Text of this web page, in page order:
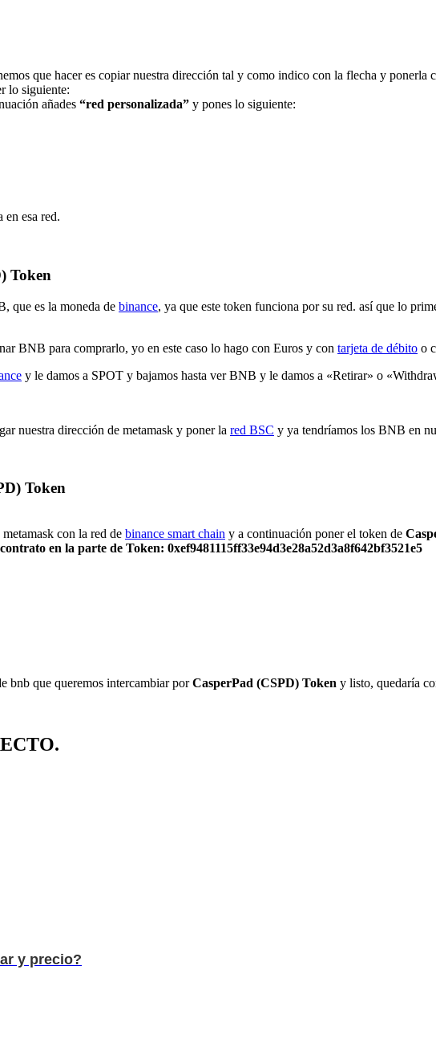
que hacer es copiar nuestra dirección tal y como indico con la flecha y ponerla
lo siguiente:
añades “red personalizada” y pones lo siguiente:
en esa red.
Token
que es la moneda de binance, ya que este token funciona por su red. así que lo
BNB para comprarlo, yo en este caso lo hago con Euros y con tarjeta de débito o
y le damos a SPOT y bajamos hasta ver BNB y le damos a «Retirar» o
nuestra dirección de metamask y poner la red BSC y ya tendríamos los BNB en
Token
con la red de binance smart chain y a continuación poner el token de
contrato en la parte de Token: 0xef9481115ff33e94d3e28a52d3a8f642bf3521e5
bnb que queremos intercambiar porCasperPad (CSPD) Token y listo, quedaría
y precio?